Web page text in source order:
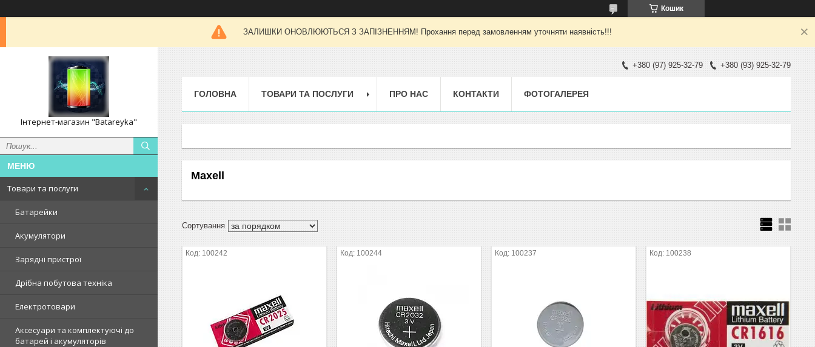
Кошик
ЗАЛИШКИ ОНОВЛЮЮТЬСЯ З ЗАПІЗНЕННЯМ! Прохання перед замовленням уточняти наявність!!!
Інтернет-магазин "Batareyka"
Товари та послуги
Батарейки
Акумулятори
Зарядні пристрої
Дрібна побутова техніка
Електротовари
Аксесуари та комплектуючі до
батарей і акумуляторів
+380 (97) 925-32-79 +380 (93) 925-32-79
ГОЛОВНА ТОВАРИ ТА ПОСЛУГИ ПРО НАС КОНТАКТИ ФОТОГАЛЕРЕЯ
Maxell
100242 100244 100237 100238